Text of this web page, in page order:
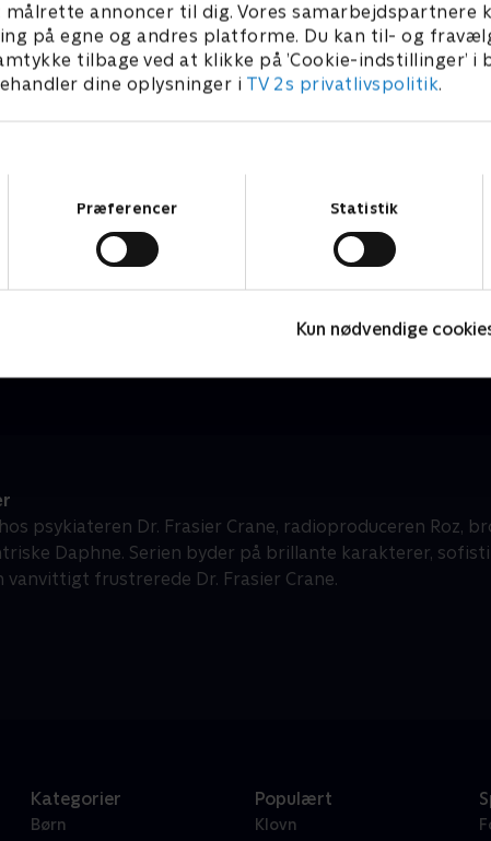
annoncer til dig. Vores samarbejdspartnere
på egne og andres platforme. Du kan til- og
tilbage ved at klikke på ’Cookie-indstillinger’ i
dine oplysninger i TV 2s privatlivspolitik.
Præferencer Statistik
Kun nødvendige
psykiateren Dr. Frasier Crane, radioproduceren Roz,
Daphne. Serien byder på brillante karakterer,
vanvittigt frustrerede Dr. Frasier Crane.
Kategorier
Børn
Populært
Klovn